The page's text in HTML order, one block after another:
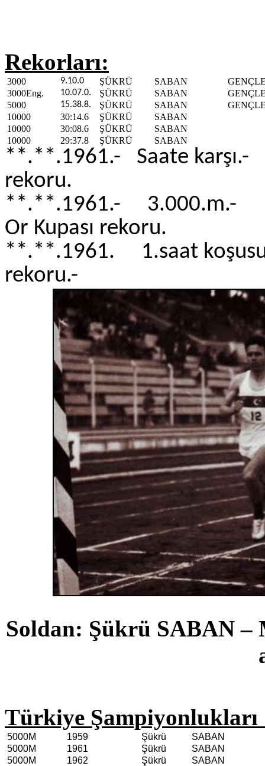
Rekorları:
3000 9.10.0 ŞÜKRÜ SABAN
3000Eng.
10.07.0. ŞÜKRÜ SABAN
5000
15.38.8. ŞÜKRÜ SABAN
10000
30:14.6 ŞÜKRÜ
SABAN
10000
30:08.6 ŞÜKRÜ
SABAN
10000
29:37.8 ŞÜKRÜ SABAN
**.**.1961.- Saate
rekoru.
**.**.1961.-
Or Kupası rekoru.
**.**.1961. 1.saat
rekoru.-
Soldan: Şükrü SABAN
Türkiye Şampiyonlukları
5000M 1959 Şükrü
SABAN
5000M
1961 Şükrü
SABAN
5000M
1962 Şükrü
SABAN